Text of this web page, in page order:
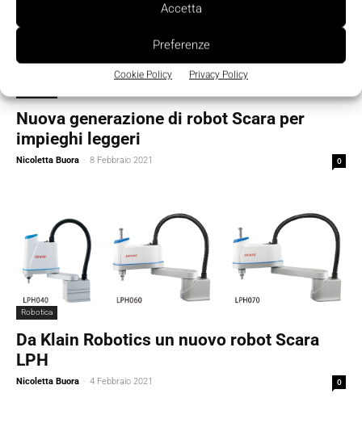
Accetta
Preferenze
Cookie Policy Privacy Policy
Nuova generazione di robot Scara per
impieghi leggeri
Nicoletta Buora - 8 Febbraio 2021 0
Robotica
Da Klain Robotics un nuovo robot Scara
LPH
Nicoletta Buora - 4 Febbraio 2021 0